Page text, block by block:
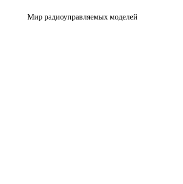
Мир радиоуправляемых моделей